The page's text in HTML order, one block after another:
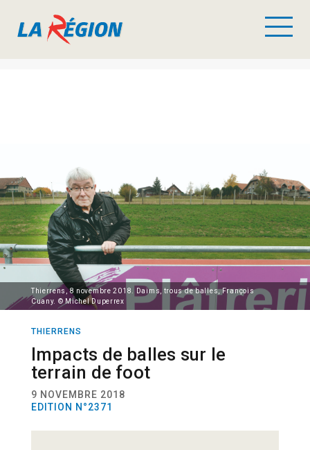
Thierrens, 8 novembre 2018. Daims, trous de balles, François
Cuany. © Michel Duperrex
THIERRENS
Impacts de balles sur le
terrain de foot
9 NOVEMBRE 2018
EDITION N°2371